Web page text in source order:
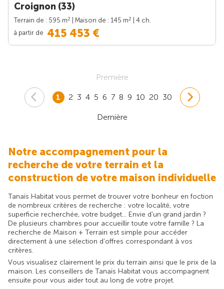
Croignon (33)
Terrain de : 595 m2 | Maison de : 145 m2
| 4 ch.
à partir de 415 453 €
Première
1 2 3 4 5 6 7 8 9 10 20 30
Dernière
Notre accompagnement pour la
recherche de votre terrain et la
construction de votre maison individuelle
Tanaïs Habitat vous permet de trouver votre bonheur en foction
de nombreux critères de recherche : votre localité, votre
superficie recherchée, votre budget... Envie d'un grand jardin ?
De plusieurs chambres pour accueillir toute votre famille ? La
recherche de Maison + Terrain est simple pour accéder
directement à une sélection d'offres correspondant à vos
critères.
Vous visualisez clairement le prix du terrain ainsi que le prix de la
maison. Les conseillers de Tanaïs Habitat vous accompagnent
ensuite pour vous aider tout au long de votre projet.